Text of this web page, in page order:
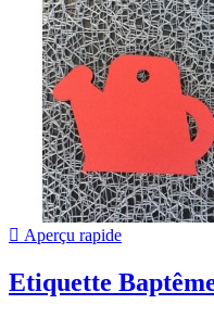
 Aperçu rapide
Etiquette